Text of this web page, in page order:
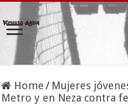
Home / Mujeres
Metro y en Neza contra